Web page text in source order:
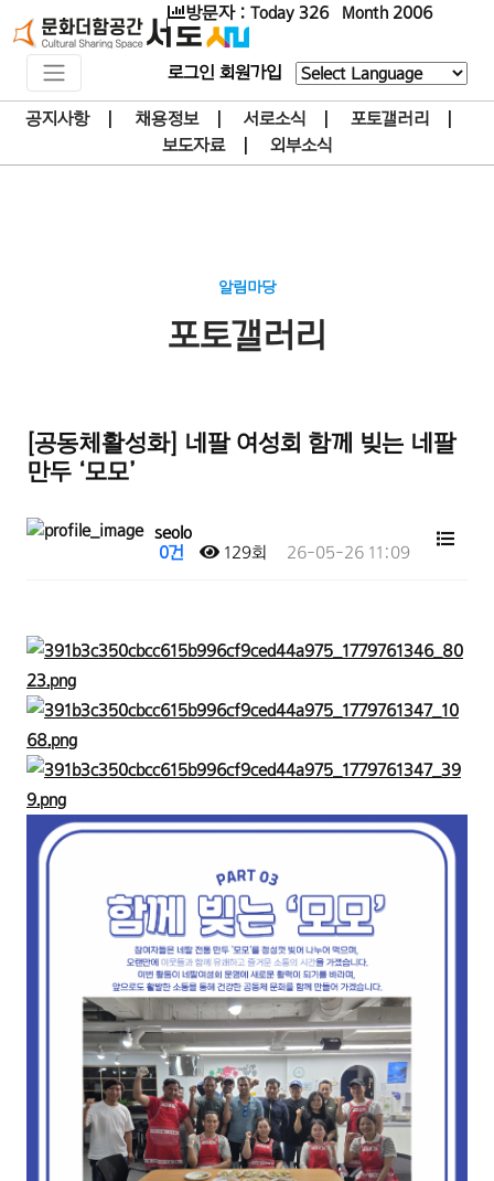
방문자 : Today 326 Month 2006
로그인 회원가입
Powered by
공지사항| 채용정보| 서로소식 포토갤러리
보도자료| 외부소식
알림마당
포토갤러리
[공동체활성화] 네팔 여성회 함께 빚는 네팔
만두 ‘모모’
seolo
0건
129회 26-05-26 11:09